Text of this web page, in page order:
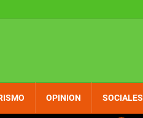
OPINION SOCIALES